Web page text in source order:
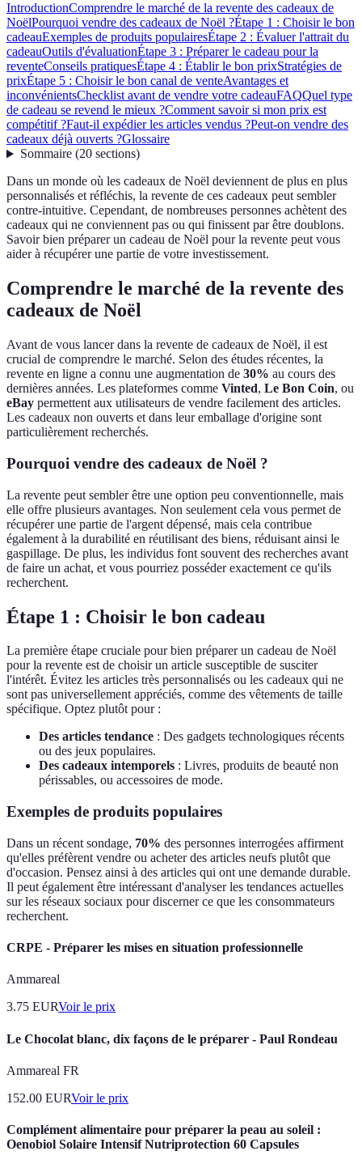
IntroductionComprendre le marché de la revente des cadeaux de
NoëlPourquoi vendre des cadeaux de Noël ?Étape 1 : Choisir le bon
cadeauExemples de produits populairesÉtape 2 : Évaluer l'attrait du
cadeauOutils d'évaluationÉtape 3 : Préparer le cadeau pour la
reventeConseils pratiquesÉtape 4 : Établir le bon prixStratégies de
prixÉtape 5 : Choisir le bon canal de venteAvantages et
inconvénientsChecklist avant de vendre votre cadeauFAQQuel type
de cadeau se revend le mieux ?Comment savoir si mon prix est
compétitif ?Faut-il expédier les articles vendus ?Peut-on vendre des
cadeaux déjà ouverts ?Glossaire
Sommaire(20 sections)
Dans un monde où les cadeaux de Noël deviennent de plus en plus
personnalisés et réfléchis, la revente de ces cadeaux peut sembler
contre-intuitive. Cependant, de nombreuses personnes achètent des
cadeaux qui ne conviennent pas ou qui finissent par être doublons.
Savoir bien préparer un cadeau de Noël pour la revente peut vous
aider à récupérer une partie de votre investissement.
Comprendre le marché de la revente des
cadeaux de Noël
Avant de vous lancer dans la revente de cadeaux de Noël, il est
crucial de comprendre le marché. Selon des études récentes, la
revente en ligne a connu une augmentation de 30% au cours des
dernières années. Les plateformes comme Vinted, Le Bon Coin, ou
eBay permettent aux utilisateurs de vendre facilement des articles.
Les cadeaux non ouverts et dans leur emballage d'origine sont
particulièrement recherchés.
Pourquoi vendre des cadeaux de Noël ?
La revente peut sembler être une option peu conventionnelle, mais
elle offre plusieurs avantages. Non seulement cela vous permet de
récupérer une partie de l'argent dépensé, mais cela contribue
également à la durabilité en réutilisant des biens, réduisant ainsi le
gaspillage. De plus, les individus font souvent des recherches avant
de faire un achat, et vous pourriez posséder exactement ce qu'ils
recherchent.
Étape 1 : Choisir le bon cadeau
La première étape cruciale pour bien préparer un cadeau de Noël
pour la revente est de choisir un article susceptible de susciter
l'intérêt. Évitez les articles très personnalisés ou les cadeaux qui ne
sont pas universellement appréciés, comme des vêtements de taille
spécifique. Optez plutôt pour :
Des articles tendance : Des gadgets technologiques récents
ou des jeux populaires.
Des cadeaux intemporels : Livres, produits de beauté non
périssables, ou accessoires de mode.
Exemples de produits populaires
Dans un récent sondage, 70% des personnes interrogées affirment
qu'elles préfèrent vendre ou acheter des articles neufs plutôt que
d'occasion. Pensez ainsi à des articles qui ont une demande durable.
Il peut également être intéressant d'analyser les tendances actuelles
sur les réseaux sociaux pour discerner ce que les consommateurs
recherchent.
CRPE - Préparer les mises en situation professionnelle
Ammareal
3.75 EURVoir le prix
Le Chocolat blanc, dix façons de le préparer - Paul Rondeau
Ammareal FR
152.00 EURVoir le prix
Complément alimentaire pour préparer la peau au soleil :
Oenobiol Solaire Intensif Nutriprotection 60 Capsules